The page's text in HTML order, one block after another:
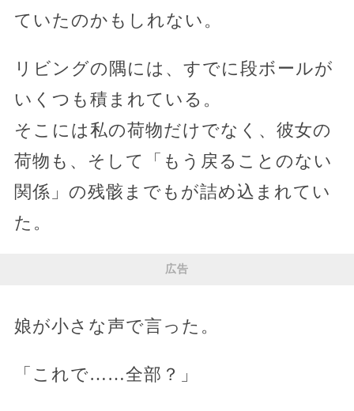
ていたのかもしれない。
リビングの隅には、すでに段ボールが
いくつも積まれている。
そこには私の荷物だけでなく、彼女の
荷物も、そして「もう戻ることのない
関係」の残骸までもが詰め込まれてい
た。
広告
娘が小さな声で言った。
「これで……全部？」